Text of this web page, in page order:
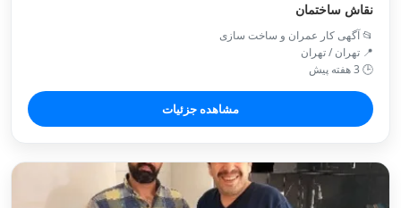
نقاش ساختمان
📂 آگهی کار عمران و ساخت سازی
📍 تهران / تهران
🕒 3 هفته پیش
مشاهده جزئیات